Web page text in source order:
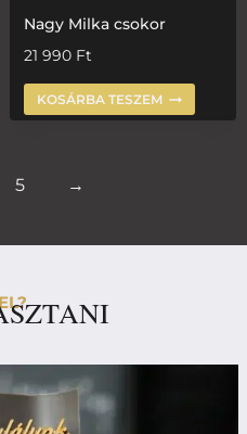
Nagy Milka csokor
21 990 Ft
KOSÁRBA TESZEM
5 →